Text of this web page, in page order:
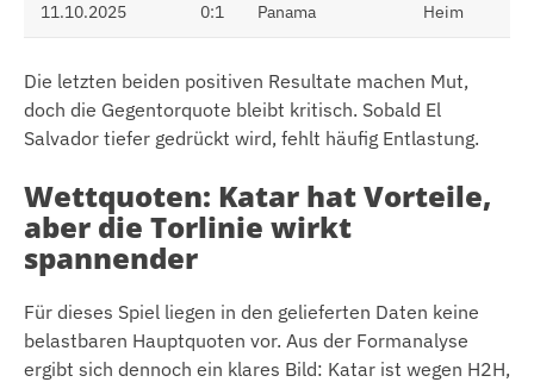
11.10.2025 0:1 Panama Heim
Die letzten beiden positiven Resultate machen Mut,
doch die Gegentorquote bleibt kritisch. Sobald El
Salvador tiefer gedrückt wird, fehlt häufig Entlastung.
Wettquoten: Katar hat Vorteile,
aber die Torlinie wirkt
spannender
Für dieses Spiel liegen in den gelieferten Daten keine
belastbaren Hauptquoten vor. Aus der Formanalyse
ergibt sich dennoch ein klares Bild: Katar ist wegen H2H,